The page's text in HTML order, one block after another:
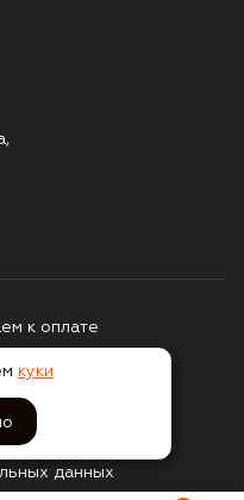
к оплате
данных
куки